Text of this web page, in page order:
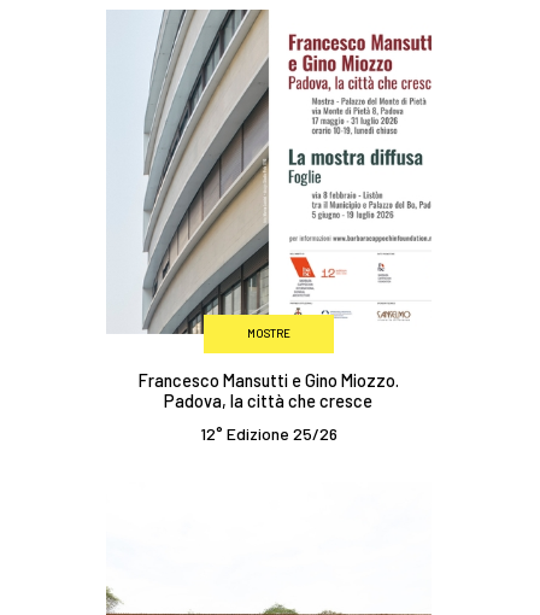
MOSTRE
Francesco Mansutti e Gino Miozzo.
Padova, la città che cresce
12° Edizione 25/26